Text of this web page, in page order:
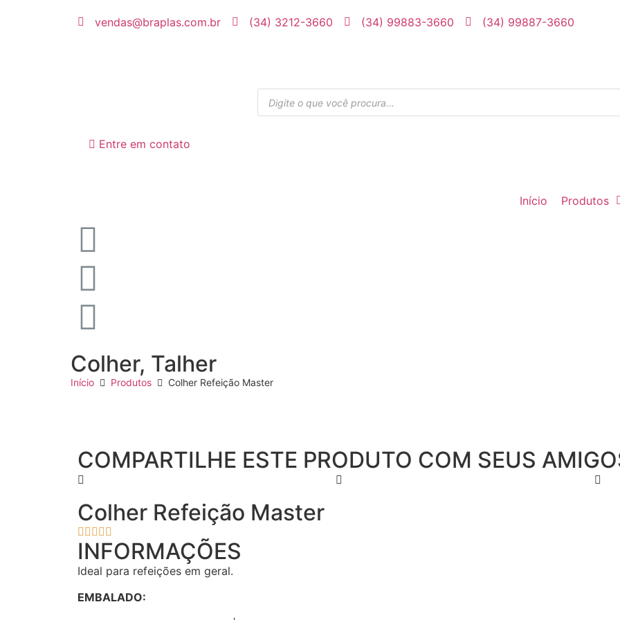
vendas@braplas.com.br (34) 3212-3660 (34) 99883-3660 (34) 99887-3660
Entre em contato
Início Produtos
Colher, Talher
Início Produtos Colher Refeição Master
COMPARTILHE ESTE PRODUTO COM SEUS
Colher Refeição Master
    
INFORMAÇÕES
Ideal para refeições em geral.
EMBALADO: